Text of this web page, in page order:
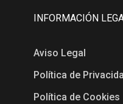
INFORMACIÓN
Aviso Legal
Política de
Política de Cookies